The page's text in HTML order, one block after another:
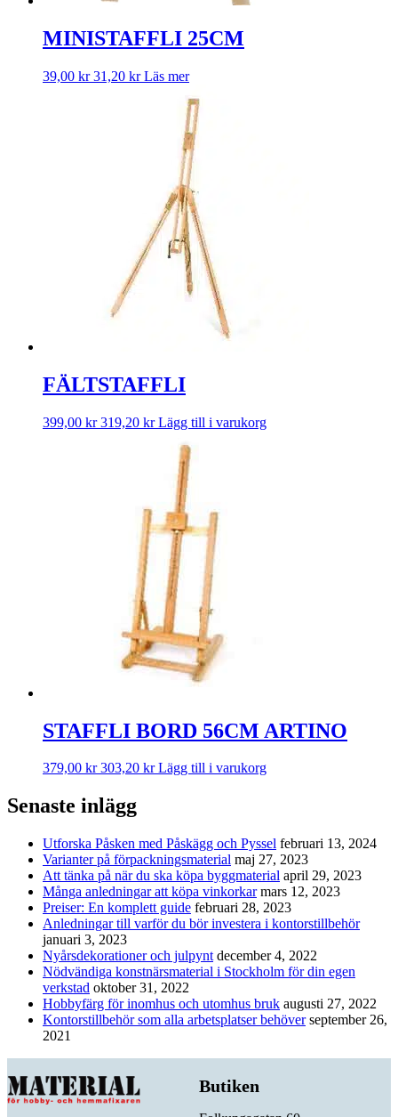
MINISTAFFLI 25CM
39,00 kr 31,20 kr Läs mer
FÄLTSTAFFLI
399,00 kr 319,20 kr Lägg till i varukorg
STAFFLI BORD 56CM ARTINO
379,00 kr 303,20 kr Lägg till i varukorg
Senaste inlägg
Utforska Påsken med Påskägg och Pyssel februari 13, 2024
Varianter på förpackningsmaterial maj 27, 2023
Att tänka på när du ska köpa byggmaterial april 29, 2023
Många anledningar att köpa vinkorkar mars 12, 2023
Preiser: En komplett guide februari 28, 2023
Anledningar till varför du bör investera i kontorstillbehör
januari 3, 2023
Nyårsdekorationer och julpynt december 4, 2022
Nödvändiga konstnärsmaterial i Stockholm för din egen
verkstad oktober 31, 2022
Hobbyfärg för inomhus och utomhus bruk augusti 27, 2022
Kontorstillbehör som alla arbetsplatser behöver september 26,
2021
Butiken